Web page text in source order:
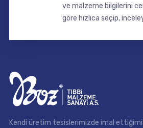
ve malzeme bilgilerini
göre hızlıca seçip,
Kendi üretim tesislerimizde imal